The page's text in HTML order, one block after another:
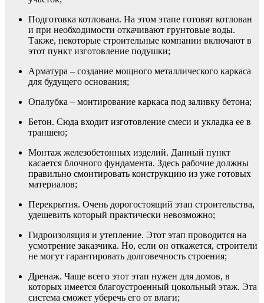
Подготовка котлована. На этом этапе готовят котлован
и при необходимости откачивают грунтовые воды.
Также, некоторые строительные компании включают в
этот пункт изготовление подушки;
Арматура – создание мощного металлического каркаса
для будущего основания;
Опалубка – монтирование каркаса под заливку бетона;
Бетон. Сюда входит изготовление смеси и укладка ее в
траншею;
Монтаж железобетонных изделий. Данный пункт
касается блочного фундамента. Здесь рабочие должны
правильно смонтировать конструкцию из уже готовых
материалов;
Перекрытия. Очень дорогостоящий этап строительства,
удешевить который практически невозможно;
Гидроизоляция и утепление. Этот этап проводится на
усмотрение заказчика. Но, если он откажется, строители
не могут гарантировать долговечность строения;
Дренаж. Чаще всего этот этап нужен для домов, в
которых имеется благоустроенный цокольный этаж. Эта
система сможет уберечь его от влаги;